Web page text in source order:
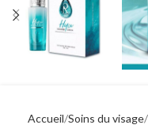
Accueil Soins du visage